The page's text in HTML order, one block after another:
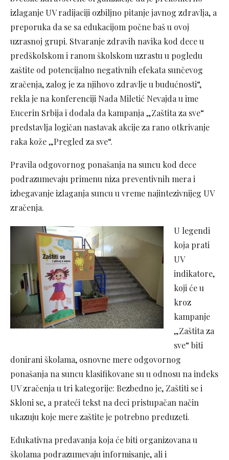
izlaganje UV radijaciji ozbiljno pitanje javnog zdravlja, a
preporuka da se sa edukacijom počne baš u ovoj
uzrasnoj grupi. Stvaranje zdravih navika kod dece u
predškolskom i ranom školskom uzrastu u pogledu
zaštite od potencijalno negativnih efekata sunčevog
zračenja, zalog je za njihovo zdravlje u budućnosti“,
rekla je na konferenciji Nada Miletić Nevajda u ime
Eucerin Srbija i dodala da kampanja „Zaštita za sve“
predstavlja logičan nastavak akcije za rano otkrivanje
raka kože „Pregled za sve“.
Pravila odgovornog ponašanja na suncu kod dece
podrazumevaju primenu niza preventivnih mera i
izbegavanje izlaganja suncu u vreme najintezivnijeg UV
zračenja.
U legendi
koja prati
UV
indikatore,
koji će u
kroz
kampanje
„Zaštita za
sve“ biti
donirani školama, osnovne mere odgovornog
ponašanja na suncu klasifikovane su u odnosu na indeks
UV zračenja u tri kategorije: Bezbedno je, Zaštiti se i
Skloni se, a prateći tekst na deci pristupačan način
ukazuju koje mere zaštite je potrebno preduzeti.
Edukativna predavanja koja će biti organizovana u
školama podrazumevaju informisanje, ali i